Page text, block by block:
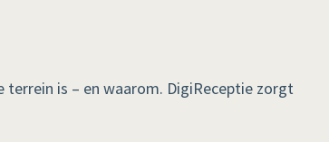
is – en waarom. DigiReceptie zorgt